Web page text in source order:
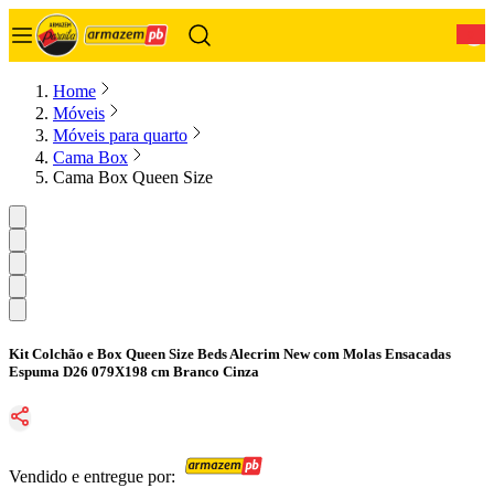
Home
Móveis
Móveis para quarto
Cama Box
Cama Box Queen Size
Kit Colchão e Box Queen Size Beds Alecrim New com Molas Ensacadas
Espuma D26 079X198 cm Branco Cinza
Vendido e entregue por: